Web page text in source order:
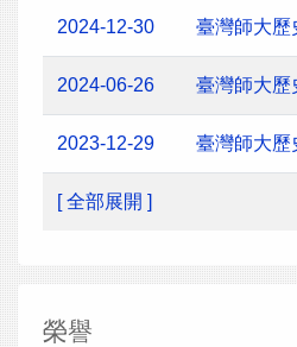
2024-12-30 臺灣師大歷
2024-06-26 臺灣師大歷
2023-12-29 臺灣師大歷
[ 全部展開 ]
榮譽